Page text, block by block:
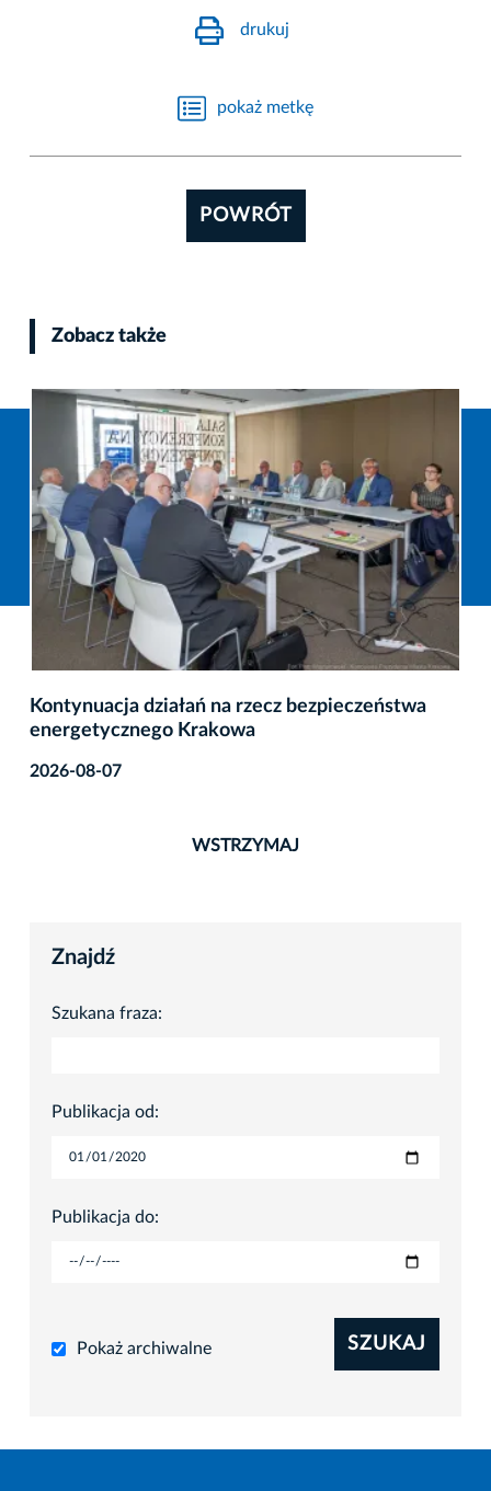
drukuj
pokaż metkę
POWRÓT
Zobacz także
Kontynuacja działań na rzecz bezpieczeństwa
energetycznego Krakowa
2026-08-07
WSTRZYMAJ
Znajdź
Szukana fraza:
Publikacja od:
Publikacja do:
Pokaż archiwalne SZUKAJ